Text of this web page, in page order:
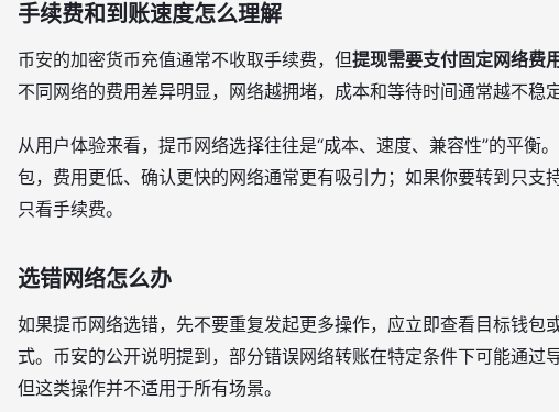
手续费和到账速度怎么理解
币安的加密货币充值通常不收取手续费，但提现需要支付固定网络费用
不同网络的费用差异明显，网络越拥堵，成本和等待时间通常越不稳定
从用户体验来看，提币网络选择往往是“成本、速度、兼容性”的平衡
包，费用更低、确认更快的网络通常更有吸引力；如果你要转到只支
只看手续费。
选错网络怎么办
如果提币网络选错，先不要重复发起更多操作，应立即查看目标钱包
式。币安的公开说明提到，部分错误网络转账在特定条件下可能通过
但这类操作并不适用于所有场景。